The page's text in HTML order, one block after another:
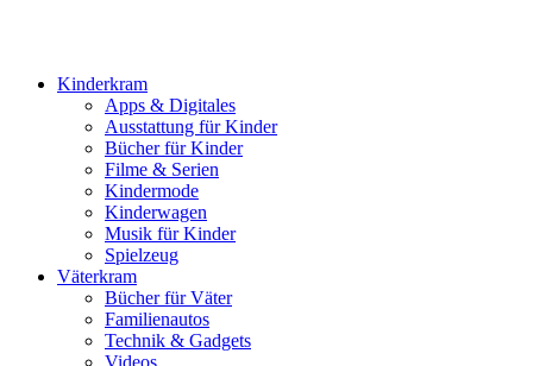
Kinderkram
Apps & Digitales
Ausstattung für Kinder
Bücher für Kinder
Filme & Serien
Kindermode
Kinderwagen
Musik für Kinder
Spielzeug
Väterkram
Bücher für Väter
Familienautos
Technik & Gadgets